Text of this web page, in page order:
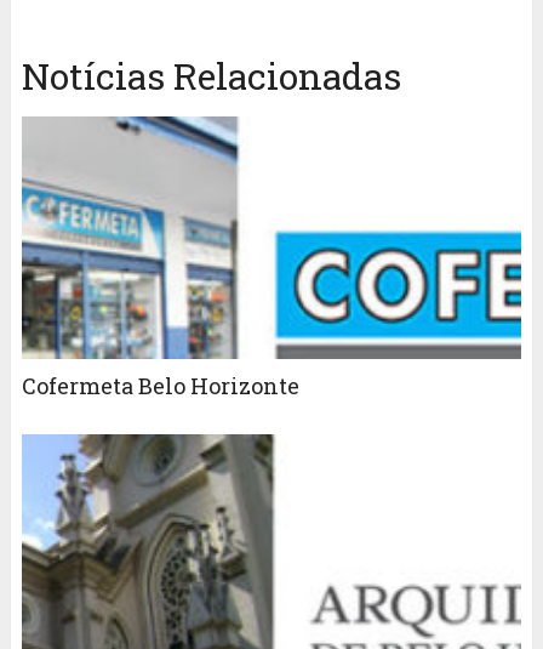
Notícias Relacionadas
Cofermeta Belo Horizonte